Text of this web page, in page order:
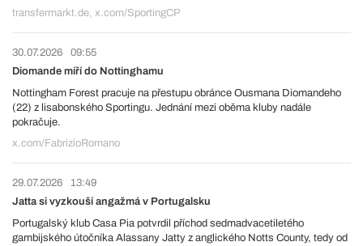
transfermarkt.de, x.com/SportingCP
30.07.2026
09:55
Diomande míří do Nottinghamu
Nottingham Forest pracuje na přestupu obránce Ousmana Diomandeho
(22) z lisabonského Sportingu. Jednání mezi oběma kluby nadále
pokračuje.
x.com/FabrizioRomano
29.07.2026
13:49
Jatta si vyzkouší angažmá v Portugalsku
Portugalský klub Casa Pia potvrdil příchod sedmadvacetiletého
gambijského útočníka Alassany Jatty z anglického Notts County, tedy od